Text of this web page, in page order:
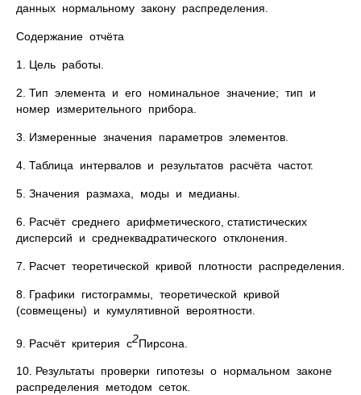
данных нормальному закону распределения.
Содержание отчёта
1. Цель работы.
2. Тип элемента и его номинальное значение; тип и
номер измерительного прибора.
3. Измеренные значения параметров элементов.
4. Таблица интервалов и результатов расчёта частот.
5. Значения размаха, моды и медианы.
6. Расчёт среднего арифметического, статистических
дисперсий и среднеквадратического отклонения.
7. Расчет теоретической кривой плотности распределения.
8. Графики гистограммы, теоретической кривой
(совмещены) и кумулятивной вероятности.
9. Расчёт критерия c2Пирсона.
10. Результаты проверки гипотезы о нормальном законе
распределения методом сеток.